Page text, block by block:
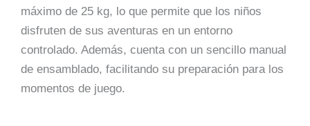
máximo de 25 kg, lo que permite que los niños
disfruten de sus aventuras en un entorno
controlado. Además, cuenta con un sencillo manual
de ensamblado, facilitando su preparación para los
momentos de juego.